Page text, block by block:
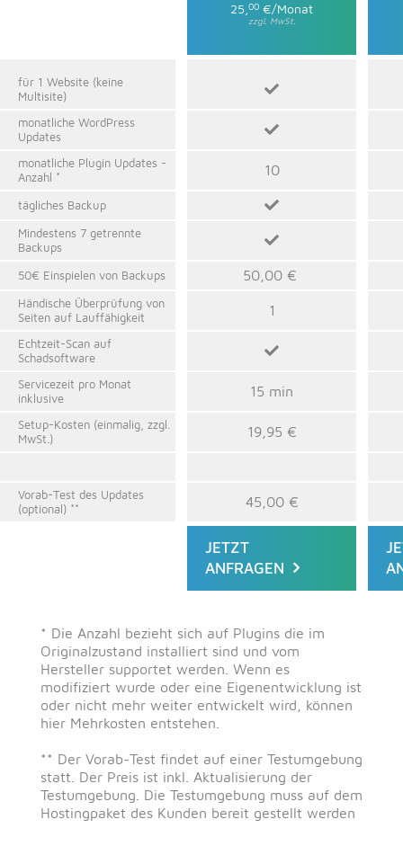
25, 00 €/Monat
zzgl. MwSt.
für 1 Website (keine
Multisite)
monatliche WordPress
Updates
monatliche Plugin Updates -
Anzahl *
10
tägliches Backup
Mindestens 7 getrennte
Backups
50€ Einspielen von Backups
50, 00€
Händische Überprüfung von
Seiten auf Lauffähigkeit
1
Echtzeit-Scan auf
Schadsoftware
Servicezeit pro Monat
inklusive
15 min
Setup-Kosten (einmalig, zzgl.
MwSt.)
19,95 €
Vorab-Test des Updates
(optional) **
45,00 €
JETZT
ANFRAGEN
* Die Anzahl bezieht sich auf Plugins die im
Originalzustand installiert sind und vom
Hersteller supportet werden. Wenn es
modifiziert wurde oder eine Eigenentwicklung ist
oder nicht mehr weiter entwickelt wird, können
hier Mehrkosten entstehen.
** Der Vorab-Test findet auf einer Testumgebung
statt. Der Preis ist inkl. Aktualisierung der
Testumgebung. Die Testumgebung muss auf dem
Hostingpaket des Kunden bereit gestellt werden